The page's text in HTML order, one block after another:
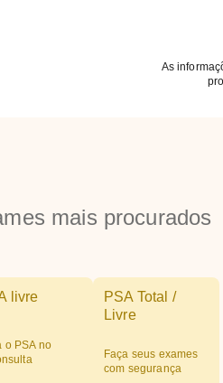
As
mais procurados
livre
o PSA no
PSA Total /
Livre
Faça seus exames
com segurança